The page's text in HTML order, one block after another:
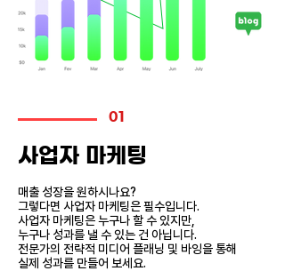
01
사업자 마케팅
매출 성장을 원하시나요?
그렇다면 사업자 마케팅은 필수입니다.
사업자 마케팅은 누구나 할 수 있지만,
누구나 성과를 낼 수 있는 건 아닙니다.
전문가의 전략적 미디어 플래닝 및 바잉을 통해
​실제 성과를 만들어 보세요.